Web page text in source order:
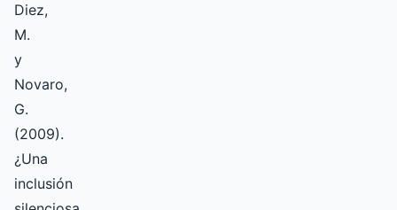
Diez,
M.
y
Novaro,
G.
(2009).
¿Una
inclusión